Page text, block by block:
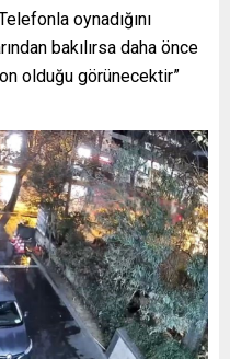
oynadığını
bakılırsa daha önce
olduğu görünecektir”